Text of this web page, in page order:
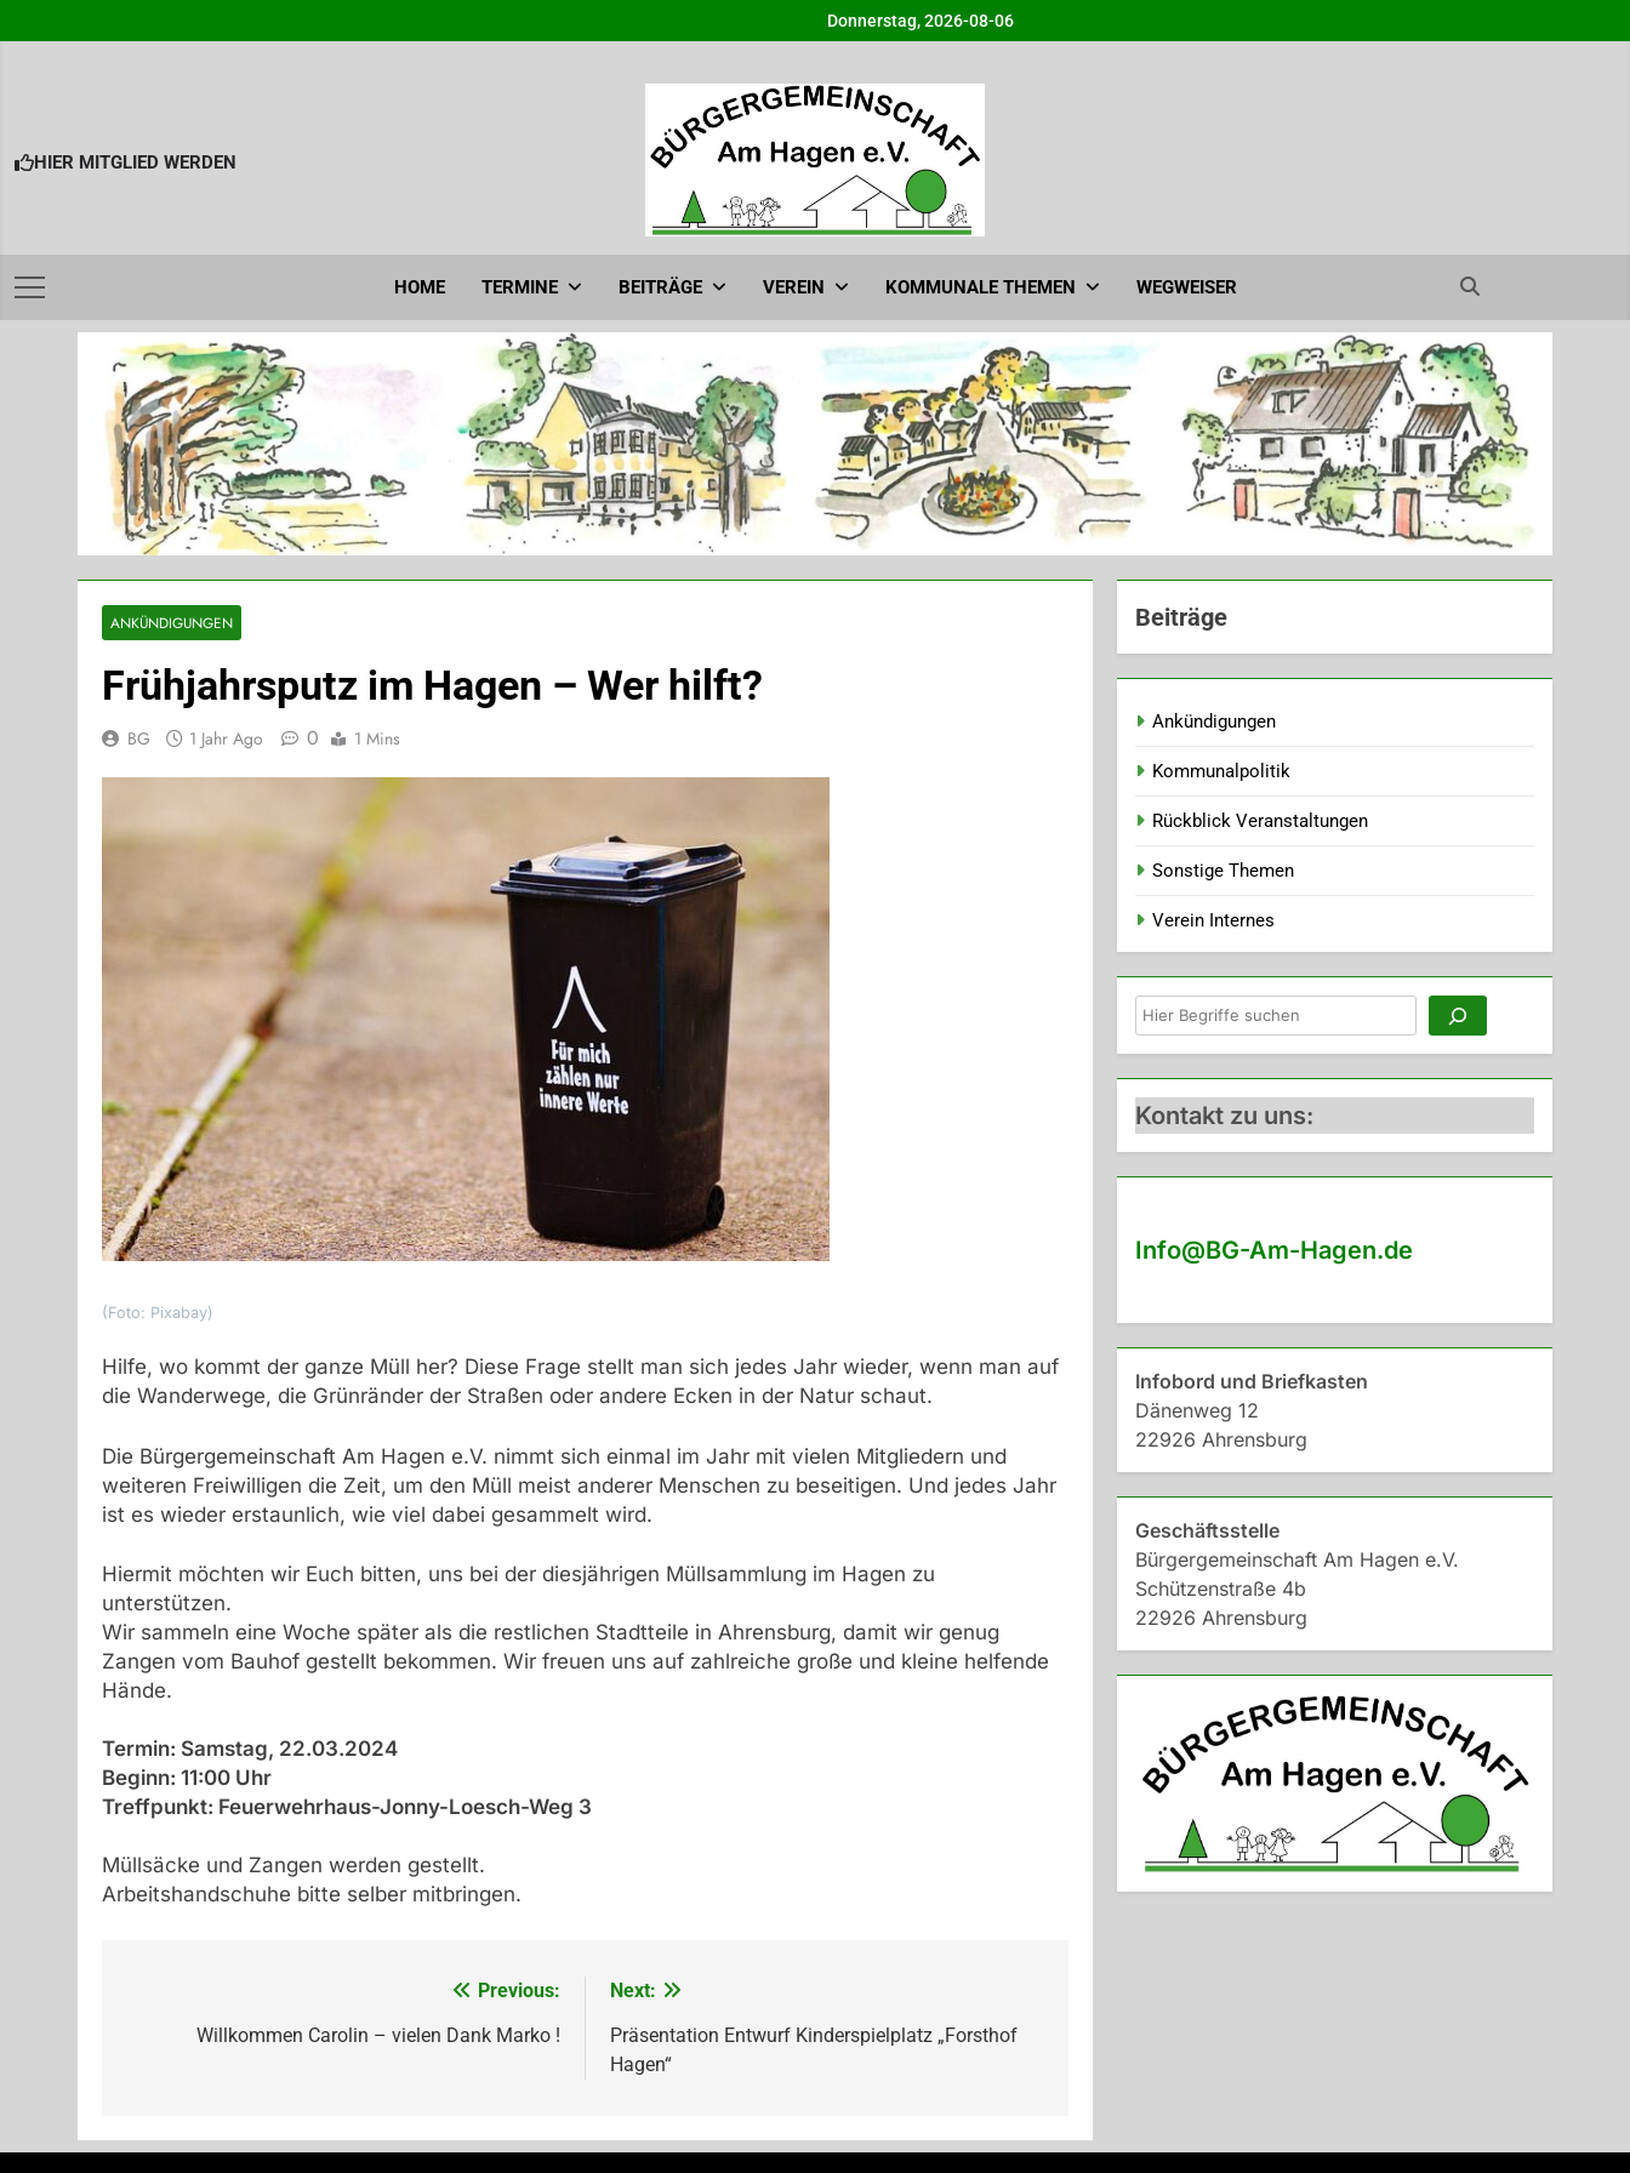
to
Donnerstag, 2026-08-06
HIER MITGLIED WERDEN
Bürgergemeinschaft am Hagen e.V. – Ahrensburg
HOME TERMINE BEITRÄGE VEREIN KOMMUNALE THEMEN WEGWEISER
ANKÜNDIGUNGEN
Frühjahrsputz im Hagen – Wer hilft?
BG 1 Jahr Ago 0 1 Mins
(Foto: Pixabay)
Hilfe, wo kommt der ganze Müll her? Diese Frage stellt man sich jedes Jahr wieder, wenn man auf
die Wanderwege, die Grünränder der Straßen oder andere Ecken in der Natur schaut.
Die Bürgergemeinschaft Am Hagen e.V. nimmt sich einmal im Jahr mit vielen Mitgliedern und
weiteren Freiwilligen die Zeit, um den Müll meist anderer Menschen zu beseitigen. Und jedes Jahr
ist es wieder erstaunlich, wie viel dabei gesammelt wird.
Hiermit möchten wir Euch bitten, uns bei der diesjährigen Müllsammlung im Hagen zu
unterstützen.
Wir sammeln eine Woche später als die restlichen Stadtteile in Ahrensburg, damit wir genug
Zangen vom Bauhof gestellt bekommen. Wir freuen uns auf zahlreiche große und kleine helfende
Hände.
Termin: Samstag, 22.03.2024
Beginn: 11:00 Uhr
Treffpunkt: Feuerwehrhaus-Jonny-Loesch-Weg 3
Müllsäcke und Zangen werden gestellt.
Arbeitshandschuhe bitte selber mitbringen.
Previous:
Willkommen Carolin – vielen Dank Marko !
Next:
Präsentation Entwurf Kinderspielplatz „Forsthof
Hagen“
Beiträge
Ankündigungen
Kommunalpolitik
Rückblick Veranstaltungen
Sonstige Themen
Verein Internes
Suchen
Kontakt zu uns:
Info@BG-Am-Hagen.de
Infobord und Briefkasten
Dänenweg 12
22926 Ahrensburg
Geschäftsstelle
Bürgergemeinschaft Am Hagen e.V.
Schützenstraße 4b
22926 Ahrensburg